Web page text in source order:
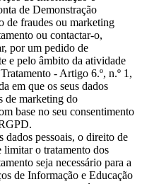
de Demonstração
de fraudes ou marketing
ou contactar-o,
por um pedido de
e pelo âmbito da atividade
- Artigo 6.º, n.º 1,
em que os seus dados
de marketing do
base no seu consentimento
dados pessoais, o direito de
limitar o tratamento dos
seja necessário para a
de Informação e Educação